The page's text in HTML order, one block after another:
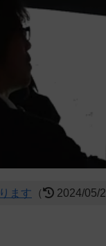
ます （ 2024/05/